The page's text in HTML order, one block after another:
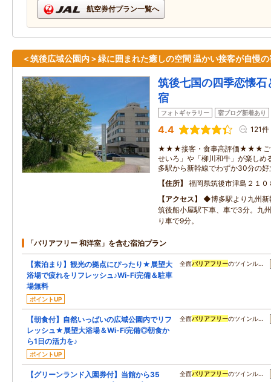
航空券付プラン一覧へ
＜筑後広域公園内＞緑に囲まれた癒しの空間 温かい接客が自慢の
筑後七国の四季恋懐石
宿
フォトギャラリー 宿ブログ新着あり
4.4 121件
★★★接客・食事高評価★★★ご
せいろ」や「柳川和牛」が楽しめ
多駅から新幹線でわずか30分の
住所
福岡県筑後市津島２１０
アクセス
◆博多駅より九州
筑後船小屋駅下車、車で3分。九
り車で9分。
「バリアフリー 和洋室」を含む宿泊プラン
【素泊まり】観光の拠点にぴったり★展望大
浴場で疲れをリフレッシュ♪Wi-Fi完備＆駐車
場無料
ポイントUP
全面バリアフリーのツインル…
【朝食付】自然いっぱいの広域公園内でリフ
レッシュ★展望大浴場＆Wi-Fi完備◎朝食か
ら1日の活力を♪
ポイントUP
全面バリアフリーのツインル…
【グリーンランド入園券付】当館から35
全面バリアフリーのツインル…